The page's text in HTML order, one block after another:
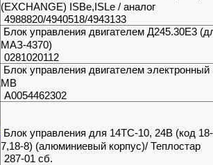
(EXCHANGE) ISBe,ISLe / аналог
4988820/4940518/4943133
Блок управления двигателем Д245.30Е3
МАЗ-4370)
0281020112
Блок управления двигателем электронный
MB
А0054462302
Блок управления для 14ТС-10, 24В (код
7,18-8) (алюминиевый корпус)/ Теплостар
287-01 сб.